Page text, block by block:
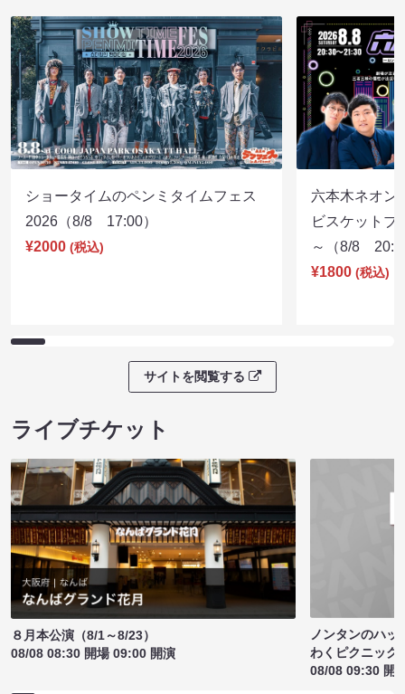
ショータイムのペンミタイムフェス
2026（8/8 17:00）
¥2000 (税込)
六本木ネオン
ビスケットブ
～（8/8
¥1800 (税込)
サイトを閲覧する
ライブチケット
８月本公演（8/1～8/23）
08/08 08:30 開場 09:00 開演
ノンタンのハッ
わくピクニック
08/08 09:30 開